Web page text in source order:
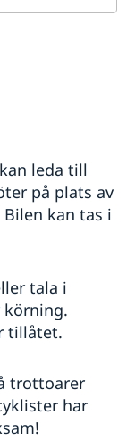
för barn med
utanför
när Norge
leda till
på plats av
kan tas i
tala i
körning.
tillåtet.
trottoarer
har